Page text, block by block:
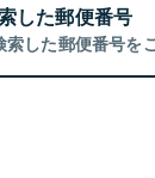
した郵便番号
した郵便番号を